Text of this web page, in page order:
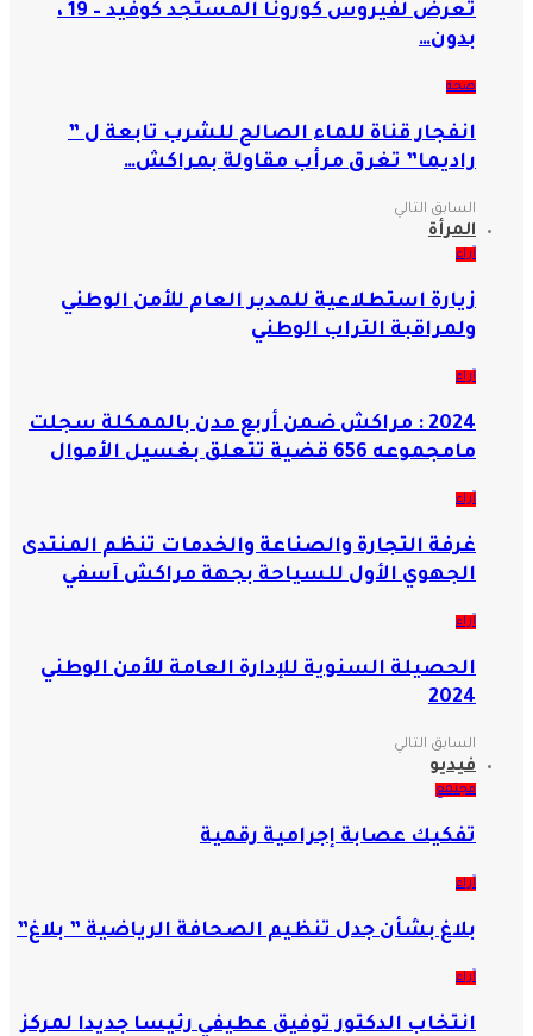
تعرض لفيروس كورونا المستجد كوفيد – 19 ،
بدون…
صحة
انفجار قناة للماء الصالح للشرب تابعة ل ”
راديما” تغرق مرأب مقاولة بمراكش…
السابق التالي
المرأة
آراء
زيارة استطلاعية للمدير العام للأمن الوطني
ولمراقبة التراب الوطني
آراء
2024 : مراكش ضمن أربع مدن بالممكلة سجلت
مامجموعه 656 قضية تتعلق بغسيل الأموال
آراء
غرفة التجارة والصناعة والخدمات تنظم المنتدى
الجهوي الأول للسياحة بجهة مراكش آسفي
آراء
الحصيلة السنوية للإدارة العامة للأمن الوطني
2024
السابق التالي
فيديو
مجتمع
تفكيك عصابة إجرامية رقمية
آراء
بلاغ بشأن جدل تنظيم الصحافة الرياضية ” بلاغ”
آراء
انتخاب الدكتور توفيق عطيفي رئيسا جديدا لمركز